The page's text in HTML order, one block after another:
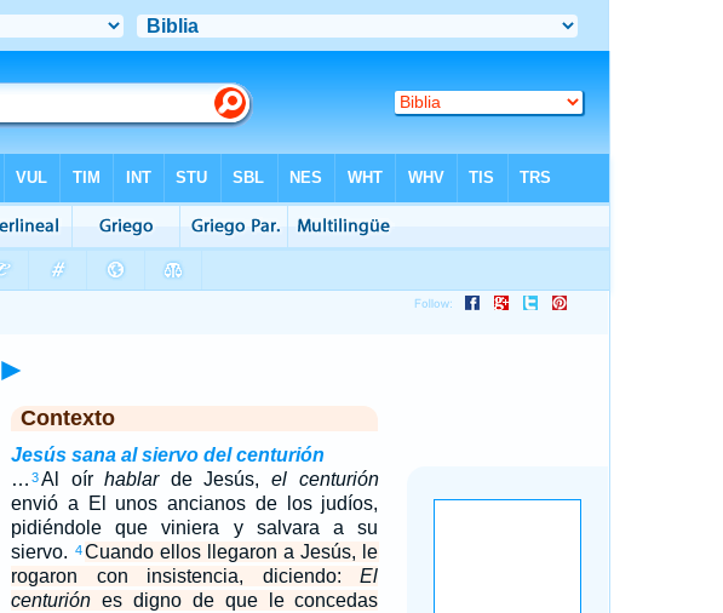
►
Contexto
Jesús sana al siervo del centurión
… 3Al oírhablarde Jesús, el centurión
envió a El unos ancianos de los judíos,
pidiéndole que viniera y salvara a su
siervo. 4Cuando ellos llegaron a Jesús, le
rogaron con insistencia, diciendo:El
centuriónes digno de que le concedas